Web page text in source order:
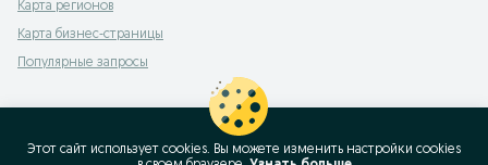
Карта регионов
Карта бизнес-страницы
Популярные запросы
Этот сайт использует cookies. Вы можете изменить настройки cookies